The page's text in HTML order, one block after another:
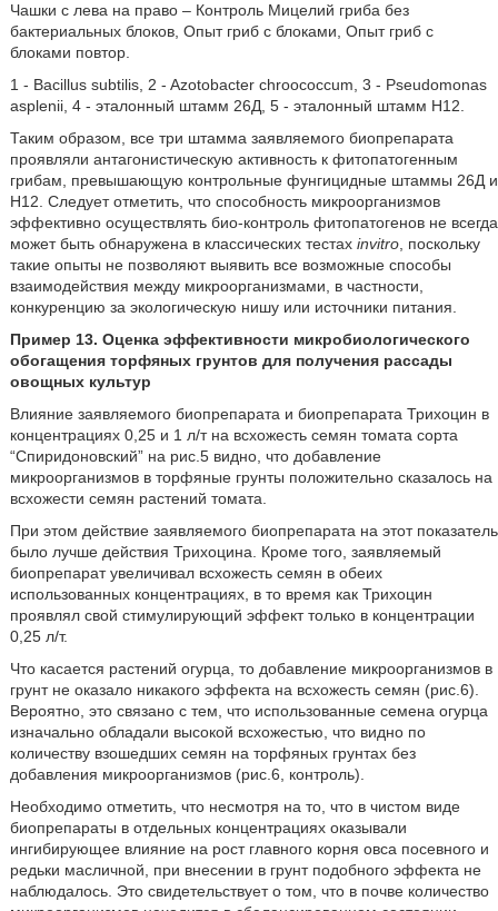
Чашки с лева на право – Контроль Мицелий гриба без
бактериальных блоков, Опыт гриб с блоками, Опыт гриб с
блоками повтор.
1 - Bacillus subtilis, 2 - Azotobacter chroococcum, 3 - Pseudomonas
asplenii, 4 - эталонный штамм 26Д, 5 - эталонный штамм H12.
Таким образом, все три штамма заявляемого биопрепарата
проявляли антагонистическую активность к фитопатогенным
грибам, превышающую контрольные фунгицидные штаммы 26Д и
Н12. Следует отметить, что способность микроорганизмов
эффективно осуществлять био-контроль фитопатогенов не всегда
может быть обнаружена в классических тестах invitro, поскольку
такие опыты не позволяют выявить все возможные способы
взаимодействия между микроорганизмами, в частности,
конкуренцию за экологическую нишу или источники питания.
Пример 13. Оценка эффективности микробиологического
обогащения торфяных грунтов для получения рассады
овощных культур
Влияние заявляемого биопрепарата и биопрепарата Трихоцин в
концентрациях 0,25 и 1 л/т на всхожесть семян томата сорта
“Спиридоновский” на рис.5 видно, что добавление
микроорганизмов в торфяные грунты положительно сказалось на
всхожести семян растений томата.
При этом действие заявляемого биопрепарата на этот показатель
было лучше действия Трихоцина. Кроме того, заявляемый
биопрепарат увеличивал всхожесть семян в обеих
использованных концентрациях, в то время как Трихоцин
проявлял свой стимулирующий эффект только в концентрации
0,25 л/т.
Что касается растений огурца, то добавление микроорганизмов в
грунт не оказало никакого эффекта на всхожесть семян (рис.6).
Вероятно, это связано с тем, что использованные семена огурца
изначально обладали высокой всхожестью, что видно по
количеству взошедших семян на торфяных грунтах без
добавления микроорганизмов (рис.6, контроль).
Необходимо отметить, что несмотря на то, что в чистом виде
биопрепараты в отдельных концентрациях оказывали
ингибирующее влияние на рост главного корня овса посевного и
редьки масличной, при внесении в грунт подобного эффекта не
наблюдалось. Это свидетельствует о том, что в почве количество